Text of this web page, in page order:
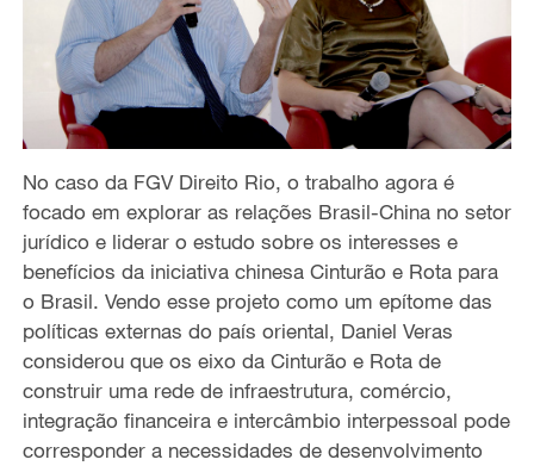
No caso da FGV Direito Rio, o trabalho agora é
focado em explorar as relações Brasil-China no setor
jurídico e liderar o estudo sobre os interesses e
benefícios da iniciativa chinesa Cinturão e Rota para
o Brasil. Vendo esse projeto como um epítome das
políticas externas do país oriental, Daniel Veras
considerou que os eixo da Cinturão e Rota de
construir uma rede de infraestrutura, comércio,
integração financeira e intercâmbio interpessoal pode
corresponder a necessidades de desenvolvimento